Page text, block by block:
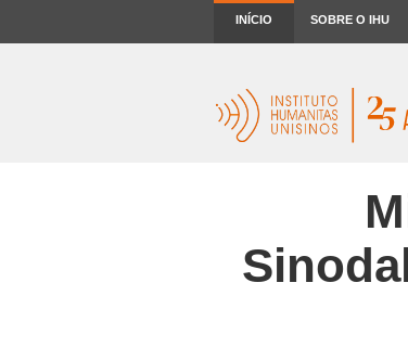
INÍCIO SOBRE O IHU